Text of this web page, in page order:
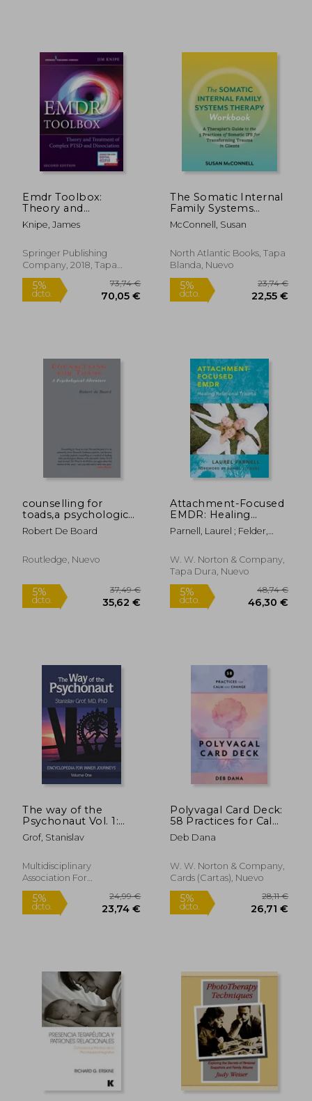
dcto.
5%
dcto.
Emdr Toolbox:
Theory and
Treatment of
Complex Ptsd and
Edition (en Inglés)
Knipe, James
Springer Publishing
Company, 2018, Tapa
Blanda, Nuevo
5%
dcto. 70,05 €
The Somatic Internal
Family Systems
Therapy Workbook: A
Therapists Guide to
Somatic Ifs for
Transforming Trauma
McConnell, Susan
North Atlantic Books, Tapa
Blanda, Nuevo
5%
dcto.
counselling for
toads,a psychological
adventure
Robert De Board
Routledge, Nuevo
Attachment-Focused
EMDR: Healing
Relational Trauma (en
Inglés)
Parnell, Laurel ; Felder,
W. W. Norton & Company,
Tapa Dura, Nuevo
5%
dcto.
The way of the
Psychonaut Vol. 1:
Encyclopedia for
Inner Journeys (en
Grof, Stanislav
Multidisciplinary
Association For
Psychedelic, 2019, 1 Edición,
Tapa Blanda, Nuevo
Polyvagal Card Deck:
58 Practices for Calm
and Change (en
Inglés)
Deb Dana
W. W. Norton & Company,
Cards (Cartas), Nuevo